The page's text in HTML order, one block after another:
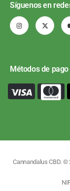
Síguenos en
Métodos de pago
Cannandalus CBD.